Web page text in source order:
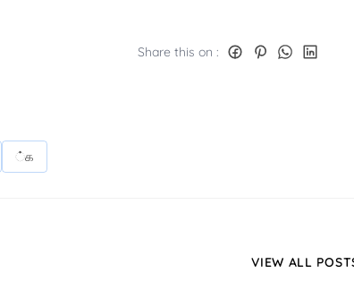
Share this on :
்க
VIEW ALL